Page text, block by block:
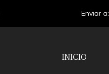
Enviar a:
INICIO